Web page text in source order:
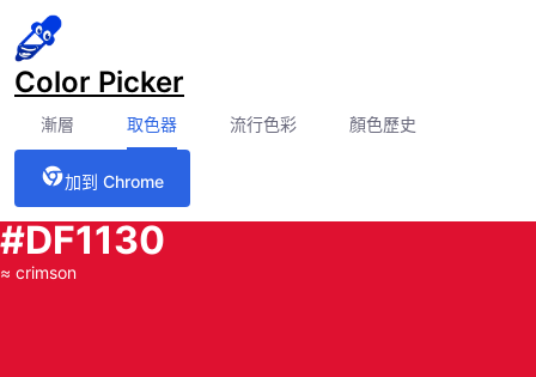
Color Picker
漸層 取色器 流行色彩 顏色歷史
加到 Chrome
#DF1130
≈ crimson